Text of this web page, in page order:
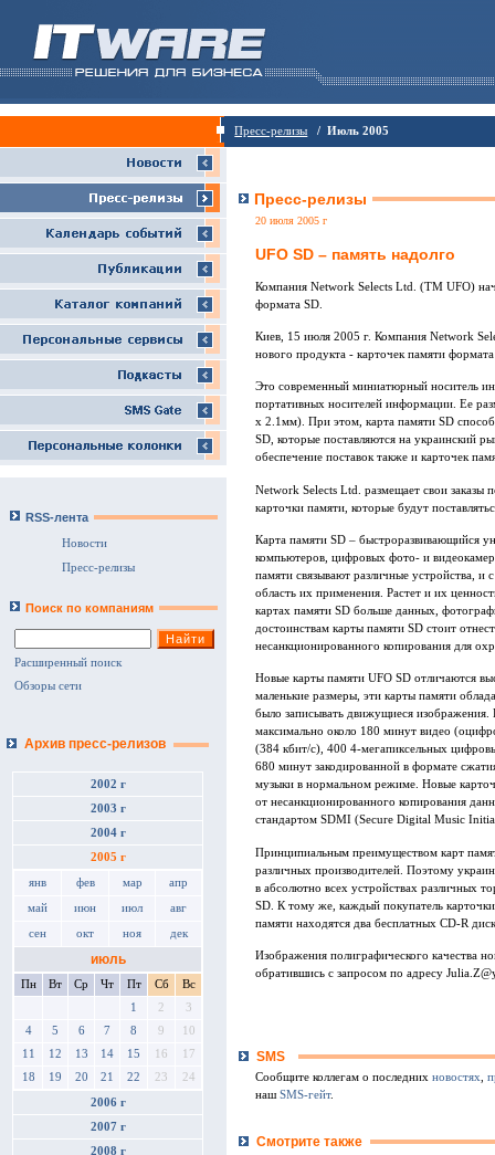
Пресс-релизы / Июль 2005
RSS-лента
Новости
Пресс-релизы
Поиск по компаниям
Расширенный поиск
Обзоры сети
Архив пресс-релизов
2002 г
2003 г
2004 г
2005 г
янв фев мар апр
май июн июл авг
сен окт ноя дек
июль
Пн Вт Ср Чт Пт Сб
Вс
1
2
3
4
5 6 7 8 9
10
11
12 13 14 15 16
17
18
19 20 21 22 23 24
2006 г
2007 г
2008 г
Пресс-релизы
20 июля 2005 г
UFO SD – память надолго
Компания Network Selects Ltd. (ТМ UFO)
формата SD.
Киев, 15 июля 2005 г. Компания Network
нового продукта - карточек памяти
Это современный миниатюрный носитель
портативных носителей информации. Ее
х 2.1мм). При этом, карта памяти SD
SD, которые поставляются на украинский
обеспечение поставок также и карточек
Network Selects Ltd. размещает свои заказы
карточки памяти, которые будут
Карта памяти SD – быстроразвивающийся
компьютеров, цифровых фото- и
памяти связывают различные устройства,
область их применения. Растет и их
картах памяти SD больше данных,
достоинствам карты памяти SD стоит
несанкционированного копирования для
Новые карты памяти UFO SD отличаются
маленькие размеры, эти карты памяти
было записывать движущиеся
максимально около 180 минут видео
(384 кбит/с), 400 4-мегапиксельных
680 минут закодированной в формате
музыки в нормальном режиме. Новые
от несанкционированного копирования
стандартом SDMI (Secure Digital Music
Принципиальным преимуществом карт
различных производителей. Поэтому
в абсолютно всех устройствах различных
SD. К тому же, каждый покупатель
памяти находятся два бесплатных CD-R
Изображения полиграфического качества
обратившись с запросом по адресу
SMS
Сообщите коллегам о последних новостях
наш SMS-гейт.
Смотрите также